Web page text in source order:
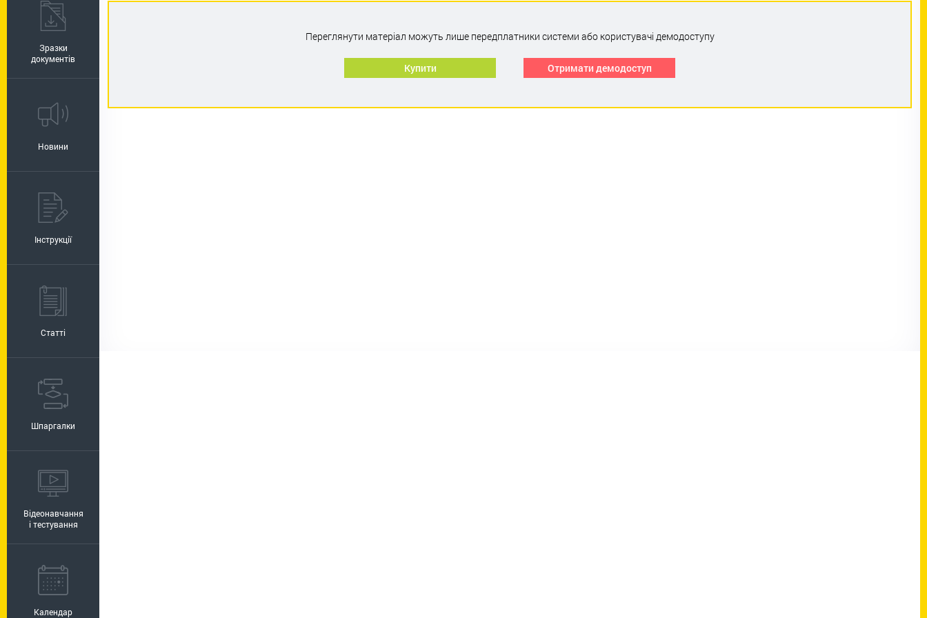
Зразки
документів
Новини
Інструкції
Статті
Шпаргалки
Відеонавчання
і тестування
Календар
Переглянути матеріал можуть лише передплатники системи або користувачі демодоступу
Купити Отримати демодоступ